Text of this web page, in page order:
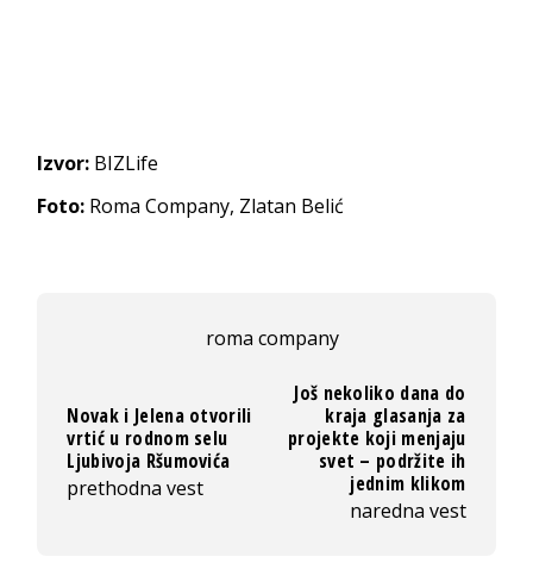
Izvor: BIZLife
Foto: Roma Company, Zlatan Belić
roma company
Novak i Jelena otvorili
vrtić u rodnom selu
Ljubivoja Ršumovića
prethodna vest
Još nekoliko dana do
kraja glasanja za
projekte koji menjaju
svet – podržite ih
jednim klikom
naredna vest